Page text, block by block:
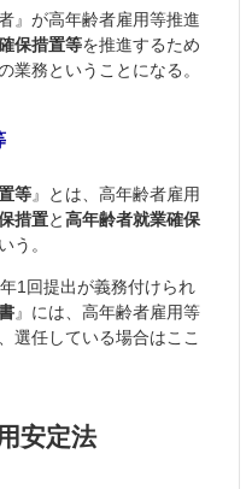
』が高年齢者雇用等推進
保措置等を推進するため
業務ということになる。
等』とは、高年齢者雇用
措置と高年齢者就業確保
う。
1回提出が義務付けられ
』には、高年齢者雇用等
選任している場合はここ
安定法